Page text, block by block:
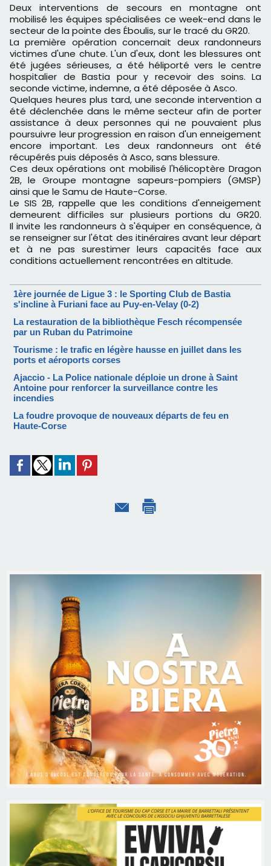
Deux interventions de secours en montagne ont
mobilisé les équipes spécialisées ce week-end dans le
secteur de la pointe des Éboulis, sur le tracé du GR20.
La première opération concernait deux randonneurs
victimes d'une chute. L'un d'eux, dont les blessures ont
été jugées sérieuses, a été héliporté vers le centre
hospitalier de Bastia pour y recevoir des soins. La
seconde victime, indemne, a été déposée à Asco.
Quelques heures plus tard, une seconde intervention a
été déclenchée dans le même secteur afin de porter
assistance à deux personnes qui ne pouvaient plus
poursuivre leur progression en raison d'un enneigement
encore important. Les deux randonneurs ont été
récupérés puis déposés à Asco, sans blessure.
Ces deux opérations ont mobilisé l'hélicoptère Dragon
2B, le Groupe montagne sapeurs-pompiers (GMSP)
ainsi que le Samu de Haute-Corse.
Le SIS 2B, rappelle que les conditions d'enneigement
demeurent difficiles sur plusieurs portions du GR20.
Il invite les randonneurs à s'équiper en conséquence, à
se renseigner sur l'état des itinéraires avant leur départ
et à ne pas surestimer leurs capacités face aux
conditions actuellement rencontrées en altitude.
1ère journée de Ligue 3 : le Sporting Club de Bastia
s'incline à Furiani face au Puy-en-Velay (0-2)
La restauration de la bibliothèque Fesch récompensée
par un Ruban du Patrimoine
Tourisme : le trafic en légère hausse en juillet dans les
ports et aéroports corses
Ajaccio - La Police nationale déploie un drone à Saint
Antoine pour renforcer la surveillance contre les
incendies
La foudre provoque de nouveaux départs de feu en
Haute-Corse